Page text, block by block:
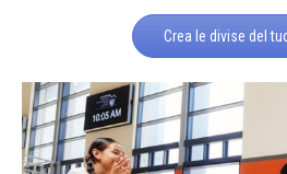
Crea le divise del